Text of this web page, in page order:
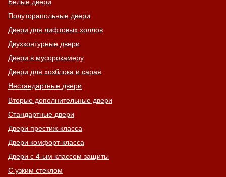
Полуторапольные двери
Двери для лифтовых холлов
Двухконтурные двери
Двери в мусорокамеру
Двери для хозблока и сарая
Нестандартные двери
Вторые дополнительные двери
Стандартные двери
Двери престиж-класса
Двери комфорт-класса
Двери с 4-ым классом защиты
С узким стеклом